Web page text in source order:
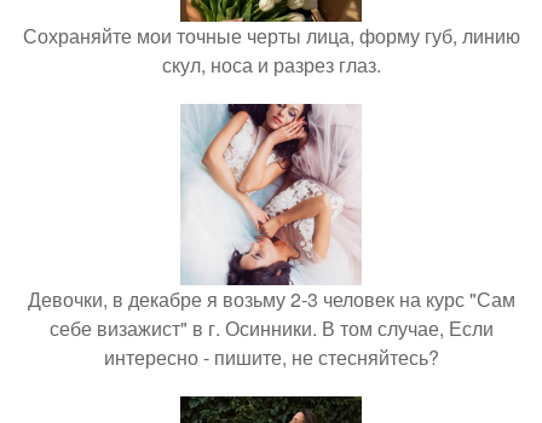
Сохраняйте мои точные черты лица, форму губ, линию
скул, носа и разрез глаз.
Девочки, в декабре я возьму 2-3 человек на курс "Сам
себе визажист" в г. Осинники. В том случае, Если
интересно - пишите, не стесняйтесь?